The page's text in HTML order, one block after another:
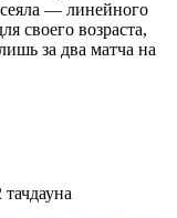
— линейного
своего возраста,
за два матча на